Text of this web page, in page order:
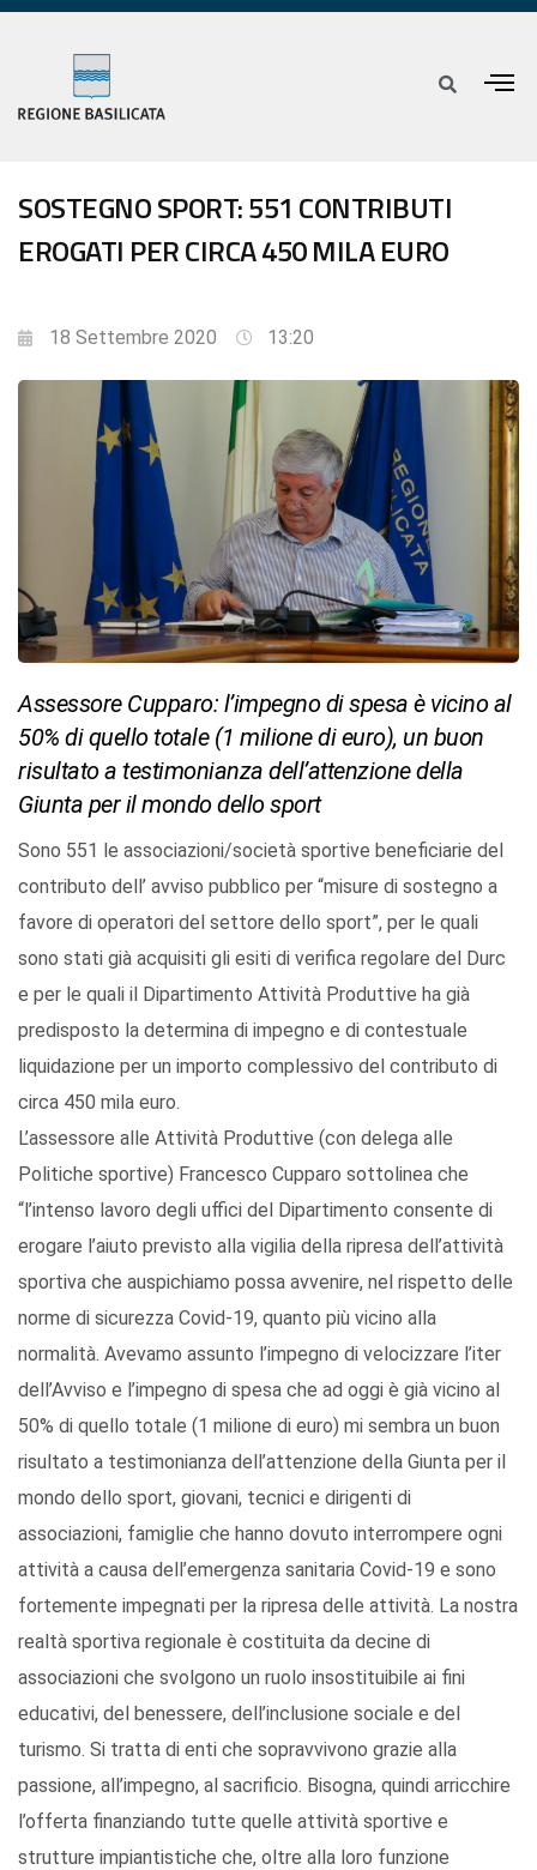
SOSTEGNO SPORT: 551 CONTRIBUTI
EROGATI PER CIRCA 450 MILA EURO
18 Settembre 2020 13:20
Assessore Cupparo: l’impegno di spesa è vicino al
50% di quello totale (1 milione di euro), un buon
risultato a testimonianza dell’attenzione della
Giunta per il mondo dello sport
Sono 551 le associazioni/società sportive beneficiarie del
contributo dell’ avviso pubblico per “misure di sostegno a
favore di operatori del settore dello sport”, per le quali
sono stati già acquisiti gli esiti di verifica regolare del Durc
e per le quali il Dipartimento Attività Produttive ha già
predisposto la determina di impegno e di contestuale
liquidazione per un importo complessivo del contributo di
circa 450 mila euro.
L’assessore alle Attività Produttive (con delega alle
Politiche sportive) Francesco Cupparo sottolinea che
“l’intenso lavoro degli uffici del Dipartimento consente di
erogare l’aiuto previsto alla vigilia della ripresa dell’attività
sportiva che auspichiamo possa avvenire, nel rispetto delle
norme di sicurezza Covid-19, quanto più vicino alla
normalità. Avevamo assunto l’impegno di velocizzare l’iter
dell’Avviso e l’impegno di spesa che ad oggi è già vicino al
50% di quello totale (1 milione di euro) mi sembra un buon
risultato a testimonianza dell’attenzione della Giunta per il
mondo dello sport, giovani, tecnici e dirigenti di
associazioni, famiglie che hanno dovuto interrompere ogni
attività a causa dell’emergenza sanitaria Covid-19 e sono
fortemente impegnati per la ripresa delle attività. La nostra
realtà sportiva regionale è costituita da decine di
associazioni che svolgono un ruolo insostituibile ai fini
educativi, del benessere, dell’inclusione sociale e del
turismo. Si tratta di enti che sopravvivono grazie alla
passione, all’impegno, al sacrificio. Bisogna, quindi arricchire
l’offerta finanziando tutte quelle attività sportive e
strutture impiantistiche che, oltre alla loro funzione